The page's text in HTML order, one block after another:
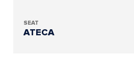
SEAT
ATECA